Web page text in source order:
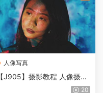
人像写真
【J905】摄影教程 人像摄
影、光线、道具、构图、色彩
20